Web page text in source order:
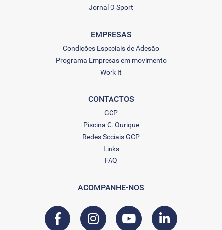
Jornal O Sport
EMPRESAS
Condições Especiais de Adesão
Programa Empresas em movimento
Work It
CONTACTOS
GCP
Piscina C. Ourique
Redes Sociais GCP
Links
FAQ
ACOMPANHE-NOS